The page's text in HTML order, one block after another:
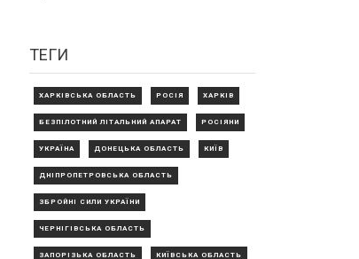
ТЕГИ
ХАРКІВСЬКА ОБЛАСТЬ РОСІЯ ХАРКІВ
БЕЗПІЛОТНИЙ ЛІТАЛЬНИЙ АПАРАТ РОСІЯНИ
УКРАЇНА ДОНЕЦЬКА ОБЛАСТЬ КИЇВ
ДНІПРОПЕТРОВСЬКА ОБЛАСТЬ
ЗБРОЙНІ СИЛИ УКРАЇНИ
ЧЕРНІГІВСЬКА ОБЛАСТЬ
ЗАПОРІЗЬКА ОБЛАСТЬ КИЇВСЬКА ОБЛАСТЬ